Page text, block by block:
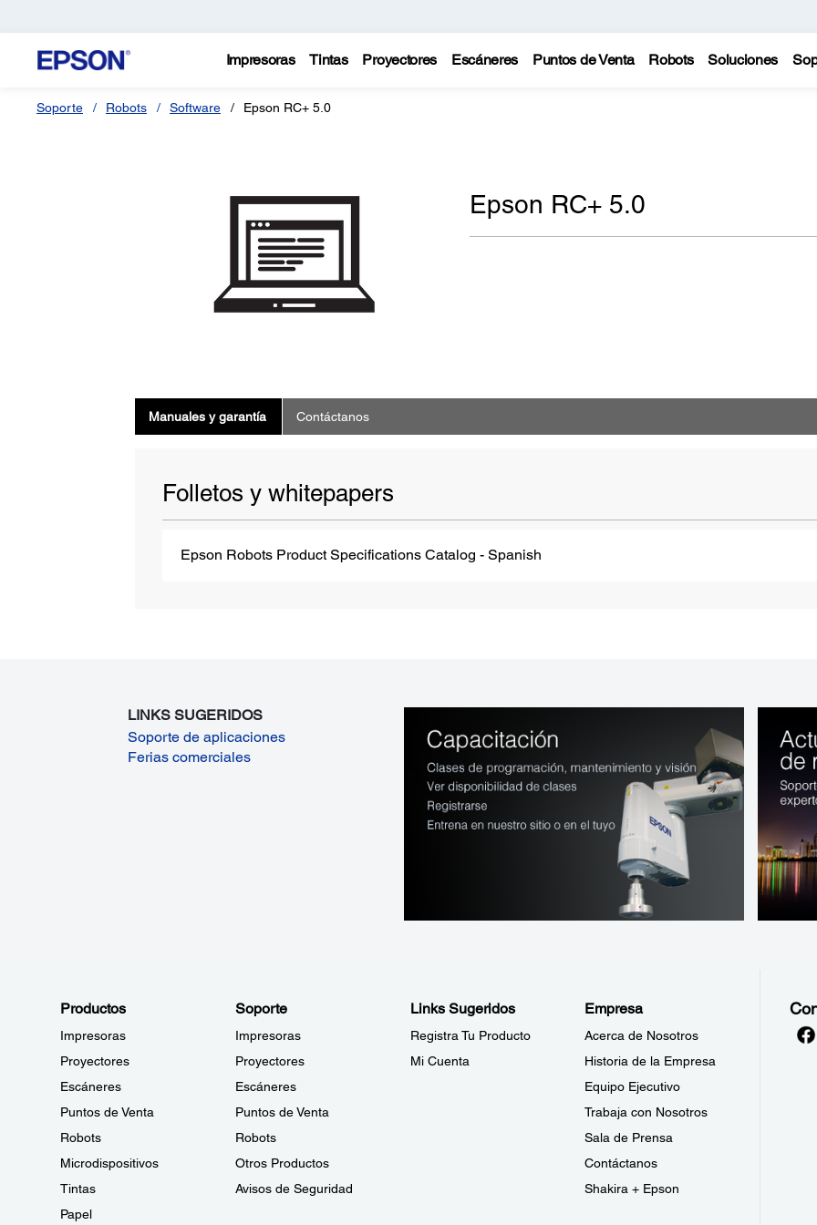
Impresoras Tintas Proyectores Escáneres Puntos de Venta Robots Soluciones
Soporte Robots Software Epson RC+ 5.0
Epson RC+ 5.0
Manuales y garantía Contáctanos
Folletos y whitepapers
Epson Robots Product Specifications Catalog - Spanish
LINKS SUGERIDOS
Soporte de aplicaciones
Ferias comerciales
Productos
Impresoras
Proyectores
Escáneres
Puntos de Venta
Robots
Microdispositivos
Tintas
Papel
Soporte
Impresoras
Proyectores
Escáneres
Puntos de Venta
Robots
Otros Productos
Avisos de Seguridad
Links Sugeridos
Registra Tu Producto
Mi Cuenta
Empresa
Acerca de Nosotros
Historia de la Empresa
Equipo Ejecutivo
Trabaja con Nosotros
Sala de Prensa
Contáctanos
Shakira + Epson